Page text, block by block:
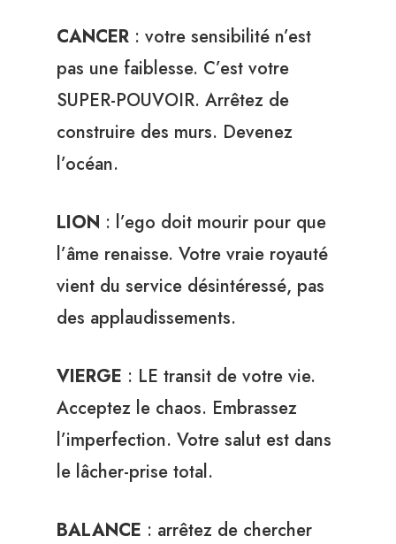
CANCER : votre sensibilité n’est
pas une faiblesse. C’est votre
SUPER-POUVOIR. Arrêtez de
construire des murs. Devenez
l’océan.
LION : l’ego doit mourir pour que
l’âme renaisse. Votre vraie royauté
vient du service désintéressé, pas
des applaudissements.
VIERGE : LE transit de votre vie.
Acceptez le chaos. Embrassez
l’imperfection. Votre salut est dans
le lâcher-prise total.
BALANCE : arrêtez de chercher